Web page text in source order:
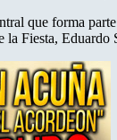
que forma
la Fiesta, Eduardo